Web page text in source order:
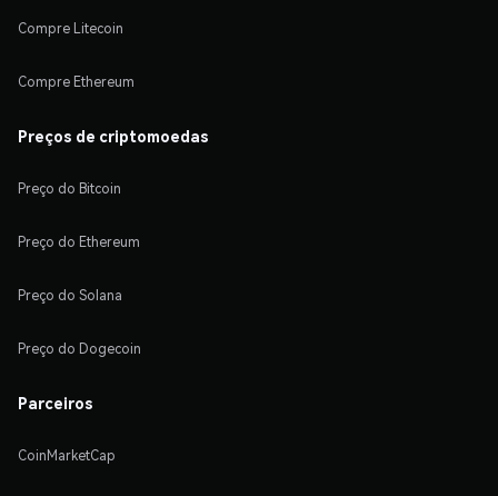
Compre Litecoin
Compre Ethereum
Preços de criptomoedas
Preço do Bitcoin
Preço do Ethereum
Preço do Solana
Preço do Dogecoin
Parceiros
CoinMarketCap